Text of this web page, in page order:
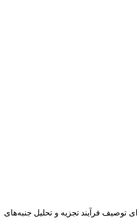
فرآیند تجزیه و تحلیل جنبه‌های